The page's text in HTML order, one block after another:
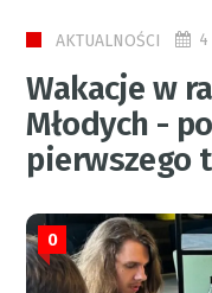
AKTUALNOŚCI
Wakacje w
Młodych -
pierwszego
0